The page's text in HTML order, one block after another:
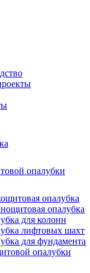
опалубки
опалубка
опалубка
для колонн
лифтовых шахт
для фундамента
опалубки